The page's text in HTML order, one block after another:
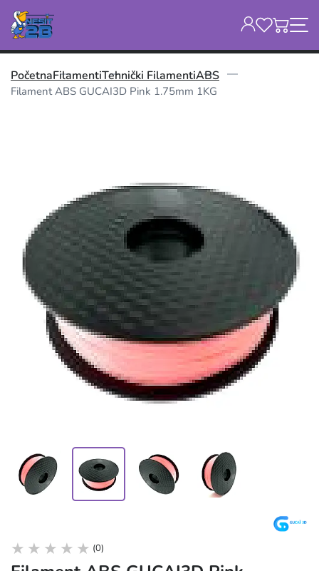
PočetnaFilamentiTehnički FilamentiABS
Filament ABS GUCAI3D Pink 1.75mm 1KG
(0)